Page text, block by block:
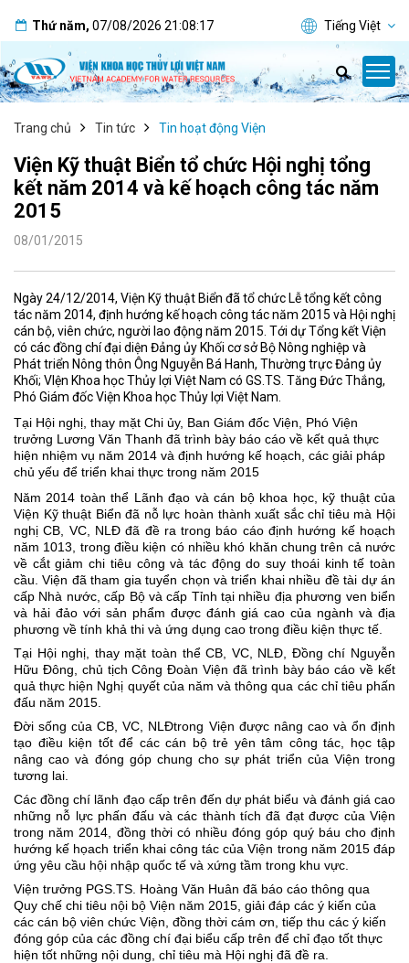
Thứ năm, 07/08/2026 21:08:18 Tiếng Việt
Trang chủ Tin tức Tin hoạt động Viện
Viện Kỹ thuật Biển tổ chức Hội nghị tổng
kết năm 2014 và kế hoạch công tác năm
2015
08/01/2015
Ngày 24/12/2014, Viện Kỹ thuật Biển đã tổ chức Lễ tổng kết công
tác năm 2014, định hướng kế hoạch công tác năm 2015 và Hội nghị
cán bộ, viên chức, người lao động năm 2015. Tới dự Tổng kết Viện
có các đồng chí đại diện Đảng ủy Khối cơ sở Bộ Nông nghiệp và
Phát triển Nông thôn Ông Nguyễn Bá Hanh, Thường trực Đảng ủy
Khối; VIện Khoa học Thủy lợi Việt Nam có GS.TS. Tăng Đức Thắng,
Phó Giám đốc Viện Khoa học Thủy lợi Việt Nam.
Tại Hội nghị, thay mặt Chi ủy, Ban Giám đốc Viện, Phó Viện
trưởng Lương Văn Thanh đã trình bày báo cáo về kết quả thực
hiện nhiệm vụ năm 2014 và định hướng kế hoạch, các giải pháp
chủ yếu để triển khai thực trong năm 2015
Năm 2014 toàn thể Lãnh đạo và cán bộ khoa học, kỹ thuật của
Viện Kỹ thuật Biển đã nỗ lực hoàn thành xuất sắc chỉ tiêu mà Hội
nghị CB, VC, NLĐ đã đề ra trong báo cáo định hướng kế hoạch
năm 1013, trong điều kiện có nhiều khó khăn chung trên cả nước
về cắt giảm chi tiêu công và tác động do suy thoái kinh tế toàn
cầu. Viện đã tham gia tuyển chọn và triển khai nhiều đề tài dự án
cấp Nhà nước, cấp Bộ và cấp Tỉnh tại nhiều địa phương ven biển
và hải đảo với sản phẩm được đánh giá cao của ngành và địa
phương về tính khả thi và ứng dụng cao trong điều kiện thực tế.
Tại Hội nghị, thay mặt toàn thể CB, VC, NLĐ, Đồng chí Nguyễn
Hữu Đông, chủ tịch Công Đoàn Viện đã trình bày báo cáo về kết
quả thực hiện Nghị quyết của năm và thông qua các chỉ tiêu phấn
đấu năm 2015.
Đời sống của CB, VC, NLĐtrong Viện được nâng cao và ổn định
tạo điều kiện tốt để các cán bộ trẻ yên tâm công tác, học tập
nâng cao và đóng góp chung cho sự phát triển của Viện trong
tương lai.
Các đồng chí lãnh đạo cấp trên đến dự phát biểu và đánh giá cao
những nỗ lực phấn đấu và các thành tích đã đạt được của Viện
trong năm 2014, đồng thời có nhiều đóng góp quý báu cho định
hướng kế họach triển khai công tác của Viện trong năm 2015 đáp
ứng yêu cầu hội nhập quốc tế và xứng tầm trong khu vực.
Viện trưởng PGS.TS. Hoàng Văn Huân đã báo cáo thông qua
Quy chế chi tiêu nội bộ Viện năm 2015, giải đáp các ý kiến của
các cán bộ viên chức Viện, đồng thời cám ơn, tiếp thu các ý kiến
đóng góp của các đồng chí đại biểu cấp trên để chỉ đạo tốt thực
hiện tốt những nội dung, chỉ tiêu mà Hội nghị đã đề ra.